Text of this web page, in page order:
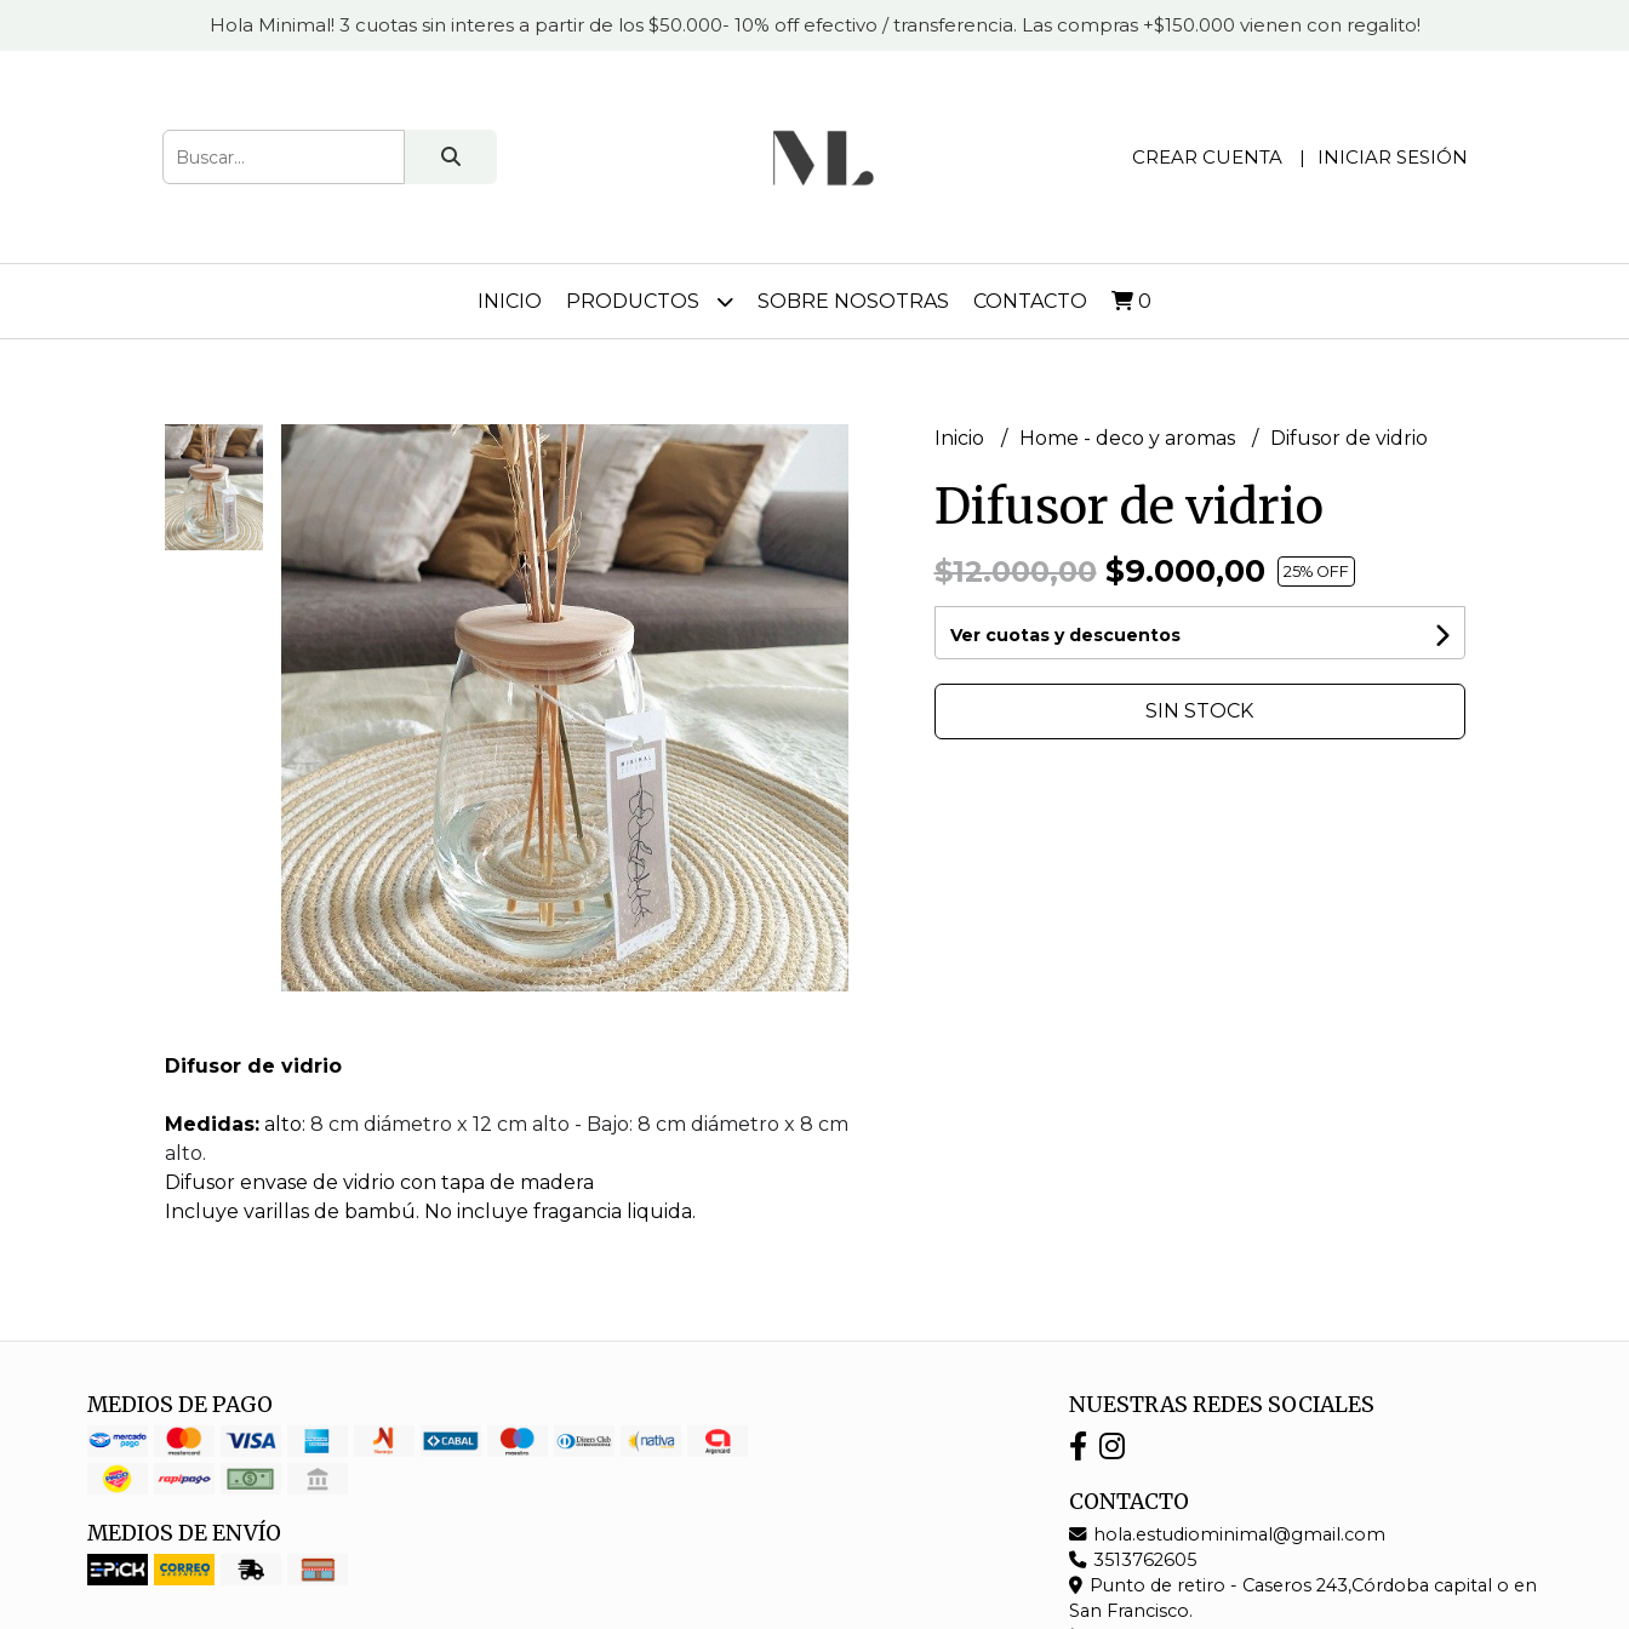
Hola Minimal! 3 cuotas sin interes a partir de los $50.000- 10% off efectivo / transferencia. Las compras +$150.000 vienen con regalito!
CREAR CUENTA INICIAR SESIÓN
INICIO PRODUCTOS SOBRE NOSOTRAS CONTACTO 0
Difusor de vidrio
Medidas:alto: 8 cm diámetro x 12 cm alto - Bajo: 8 cm diámetro x 8 cm
alto.
Difusor envase de vidrio con tapa de madera
Incluye varillas de bambú. No incluye fragancia liquida.
Inicio Home - deco y aromas Difusor de vidrio
Difusor de vidrio
$12.000,00$9.000,00 25% OFF
Ver cuotas y descuentos
SIN STOCK
MEDIOS DE PAGO
MEDIOS DE ENVÍO
NUESTRAS REDES SOCIALES
CONTACTO
hola.estudiominimal@gmail.com
3513762605
Punto de retiro - Caseros 243,Córdoba capital o en
San Francisco.